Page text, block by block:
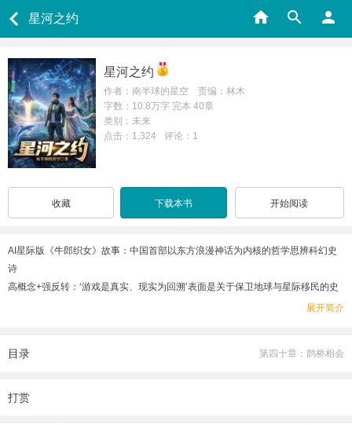
星河之约
星河之约
作者：南半球的星空 责编：林木
字数：10.8万字 完本 40章
类别：未来
点击：1,324
评论：1
收藏 下载本书 开始阅读
AI星际版《牛郎织女》故事：中国首部以东方浪漫神话为内核的哲学思辨科幻史
诗
高概念+强反转：‘游戏是真实、现实为回溯’表面是关于保卫地球与星际移民的史
程序员钟凡在东方古韵的沉浸式游戏《星河未来》中，与名为“林语汐”的神秘玩家
一场线下见面，却由海豚引发的预警，让两人共同揭露了全球变暖导致的灭世危
展开简介
目录 第四十章：鹊桥相会
打赏